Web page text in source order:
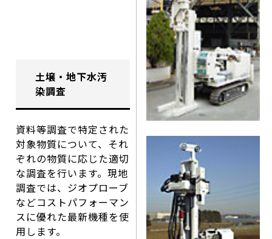
土壌・地下水汚
染調査
資料等調査で特定された
対象物質について、それ
ぞれの物質に応じた適切
な調査を行います。現地
調査では、ジオプローブ
などコストパフォーマン
スに優れた最新機種を使
用します。